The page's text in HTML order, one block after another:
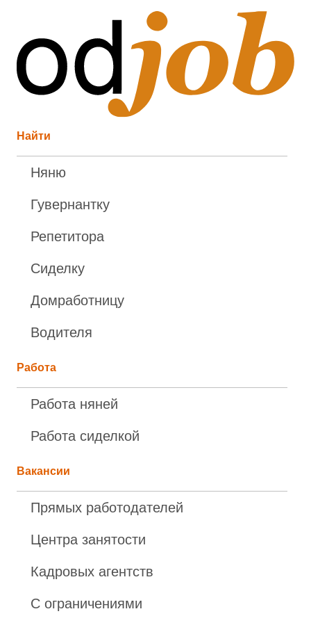
Найти
Няню
Гувернантку
Репетитора
Сиделку
Домработницу
Водителя
Работа
Работа няней
Работа сиделкой
Вакансии
Прямых работодателей
Центра занятости
Кадровых агентств
С ограничениями